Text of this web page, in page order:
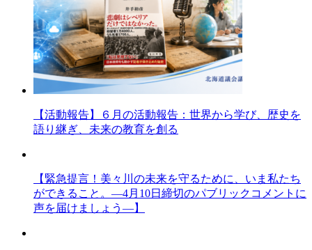
【活動報告】６月の活動報告：世界から学び、歴史を
語り継ぎ、未来の教育を創る
【緊急提言！美々川の未来を守るために、いま私たち
ができること。―4月10日締切のパブリックコメントに
声を届けましょう―】